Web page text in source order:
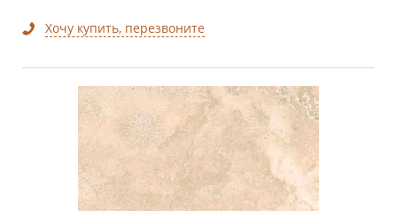
Хочу купить, перезвоните